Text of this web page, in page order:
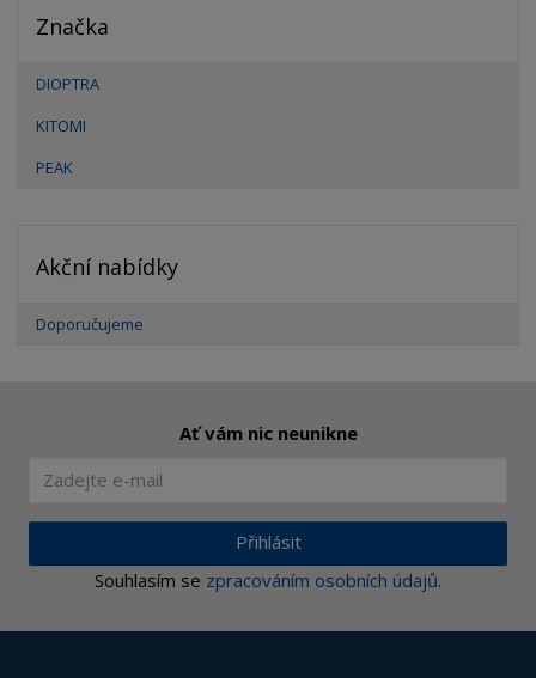
Značka
DIOPTRA
KITOMI
PEAK
Akční nabídky
Doporučujeme
Ať vám nic neunikne
Přihlásit
Souhlasím se zpracováním osobních údajů.